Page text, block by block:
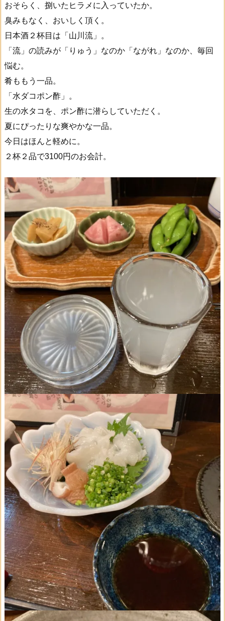
おそらく、捌いたヒラメに入っていたか。
臭みもなく、おいしく頂く。
日本酒２杯目は「山川流」。
「流」の読みが「りゅう」なのか「ながれ」なのか、毎回
悩む。
肴ももう一品。
「水ダコポン酢」。
生の水タコを、ポン酢に潜らしていただく。
夏にぴったりな爽やかな一品。
今日はほんと軽めに。
２杯２品で3100円のお会計。